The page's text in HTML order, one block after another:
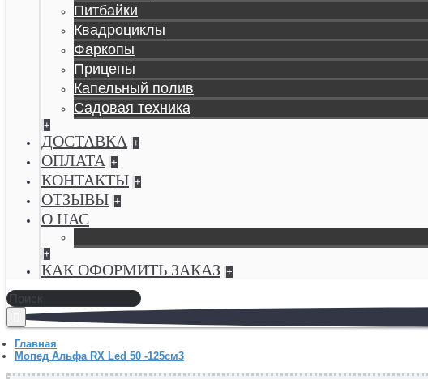
Питбайки
Квадроциклы
Фаркопы
Прицепы
Капельный полив
Садовая техника
+
ДОСТАВКА +
ОПЛАТА +
КОНТАКТЫ +
ОТЗЫВЫ +
О НАС
+
КАК ОФОРМИТЬ ЗАКАЗ +
Главная
Мопед Альфа RX Led 50 -125см3